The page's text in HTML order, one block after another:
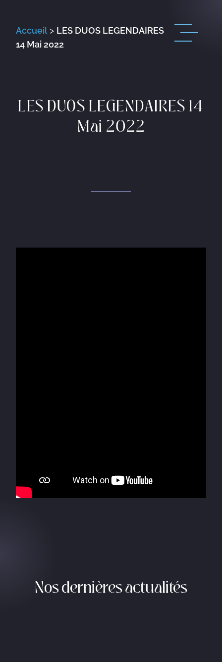
Accueil> LES DUOS LEGENDAIRES
14 Mai 2022
LES DUOS LEGENDAIRES 14
Mai 2022
Nos dernières actualités